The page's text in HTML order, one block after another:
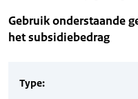
Gebruik onderstaande
het subsidiebedrag
Type: